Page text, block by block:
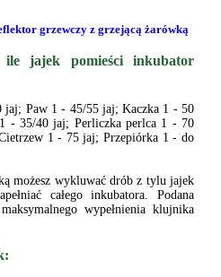
grzewczy z grzejącą żarówką
jajek pomieści inkubator
Paw 1 - 45/55 jaj; Kaczka 1 - 50
- 35/40 jaj; Perliczka perlca 1 - 70
1 - 75 jaj; Przepiórka 1 - do
możesz wykluwać drób z tylu jajek
całego inkubatora. Podana
wypełnienia klujnika